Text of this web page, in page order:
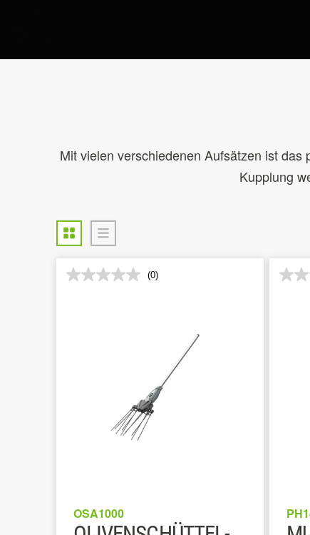
Mit vielen verschiedenen Aufsätzen ist
Kupplung
(0)
OSA1000